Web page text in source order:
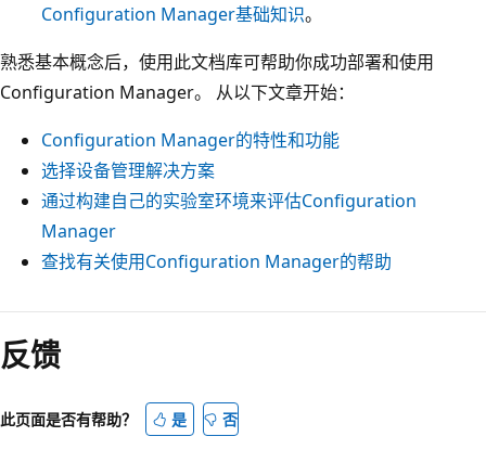
Configuration Manager基础知识。
熟悉基本概念后，使用此文档库可帮助你成功部署和使用
Configuration Manager。 从以下文章开始：
Configuration Manager的特性和功能
选择设备管理解决方案
通过构建自己的实验室环境来评估Configuration
Manager
查找有关使用Configuration Manager的帮助
反馈
此页面是否有帮助？ 是 否